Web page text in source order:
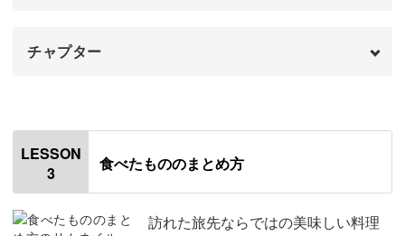
チャプター
はじめに
使用材料・道具
今回のレッスンのポイント 03:27
LESSON
3
食べたもののまとめ方
訪れた旅先ならではの美味しい料理